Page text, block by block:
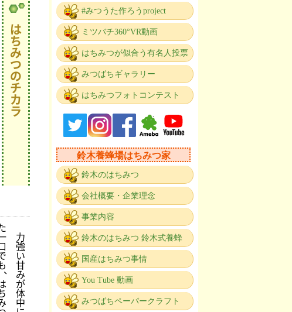
は
ち
み
つ
の
チ
カ
ラ
力
強
い
甘
み
が
体
中
、
#みつうた作ろうproject
ミツバチ360°VR動画
はちみつが似合う有名人投票
みつばちギャラリー
はちみつフォトコンテスト
鈴木養蜂場はちみつ家
鈴木のはちみつ
会社概要・企業理念
事業内容
鈴木のはちみつ 鈴木式養蜂
国産はちみつ事情
You Tube 動画
みつばちペーパークラフト